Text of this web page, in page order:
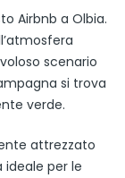
Airbnb a Olbia.
scenario
si trova
verde.
attrezzato
ideale per le